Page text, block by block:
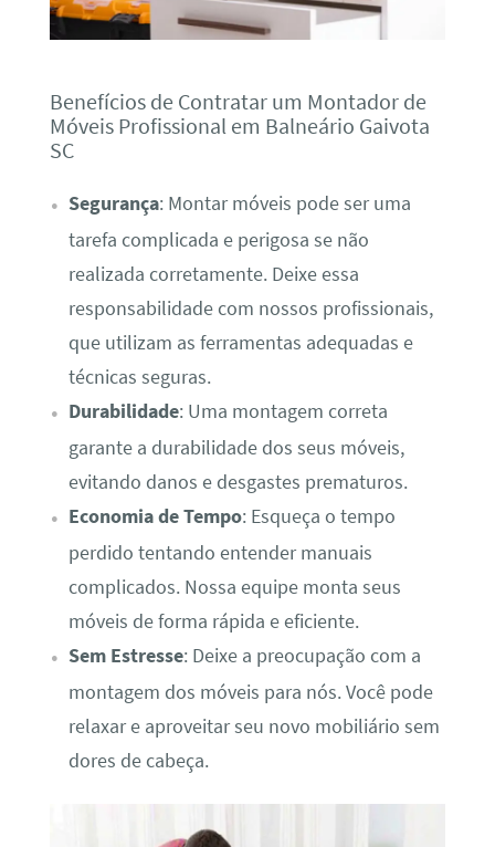
Benefícios de Contratar um Montador de
Móveis Profissional em Balneário Gaivota
SC
Segurança: Montar móveis pode ser uma
tarefa complicada e perigosa se não
realizada corretamente. Deixe essa
responsabilidade com nossos profissionais,
que utilizam as ferramentas adequadas e
técnicas seguras.
Durabilidade: Uma montagem correta
garante a durabilidade dos seus móveis,
evitando danos e desgastes prematuros.
Economia de Tempo: Esqueça o tempo
perdido tentando entender manuais
complicados. Nossa equipe monta seus
móveis de forma rápida e eficiente.
Sem Estresse: Deixe a preocupação com a
montagem dos móveis para nós. Você pode
relaxar e aproveitar seu novo mobiliário sem
dores de cabeça.